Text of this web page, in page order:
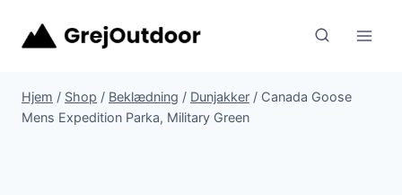
Hjem / Shop / Beklædning / Dunjakker / Canada Goose
Mens Expedition Parka, Military Green